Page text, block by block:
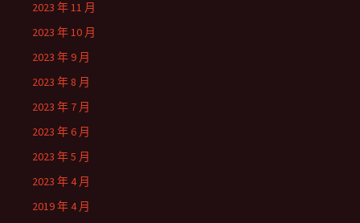
2023 年 11 月
2023 年 10 月
2023 年 9 月
2023 年 8 月
2023 年 7 月
2023 年 6 月
2023 年 5 月
2023 年 4 月
2019 年 4 月